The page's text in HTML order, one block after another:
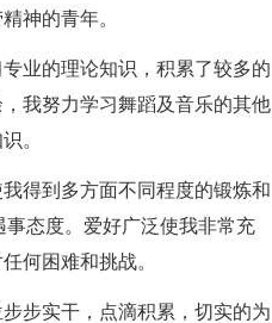
神的青年。
业的理论知识，积累了较多的
我努力学习舞蹈及音乐的其他
。
得到多方面不同程度的锻炼和
态度。爱好广泛使我非常充
何困难和挑战。
步实干，点滴积累，切实的为